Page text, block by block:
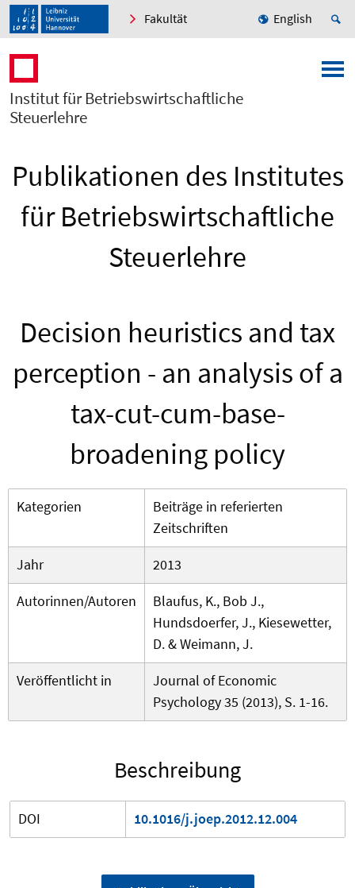
Fakultät English
Institut für Betriebswirtschaftliche
Steuerlehre
Publikationen des Institutes
für Betriebswirtschaftliche
Steuerlehre
Decision heuristics and tax
perception - an analysis of a
tax-cut-cum-base-
broadening policy
Kategorien
Beiträge in referierten
Zeitschriften
Jahr
2013
Autorinnen/Autoren
Blaufus, K., Bob J.,
Hundsdoerfer, J., Kiesewetter,
D. & Weimann, J.
Veröffentlicht in
Journal of Economic
Psychology 35 (2013), S. 1-16.
Beschreibung
DOI 10.1016/j.joep.2012.12.004